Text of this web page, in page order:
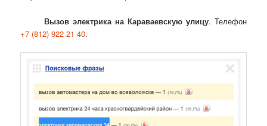
Вызов электрика на Караваевскую улицу. Телефон
+7 (812) 922 21 40.